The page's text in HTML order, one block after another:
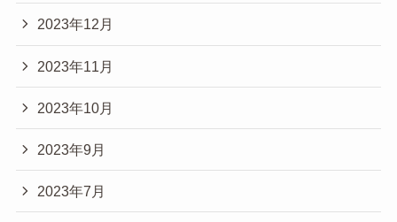
2023年12月
2023年11月
2023年10月
2023年9月
2023年7月